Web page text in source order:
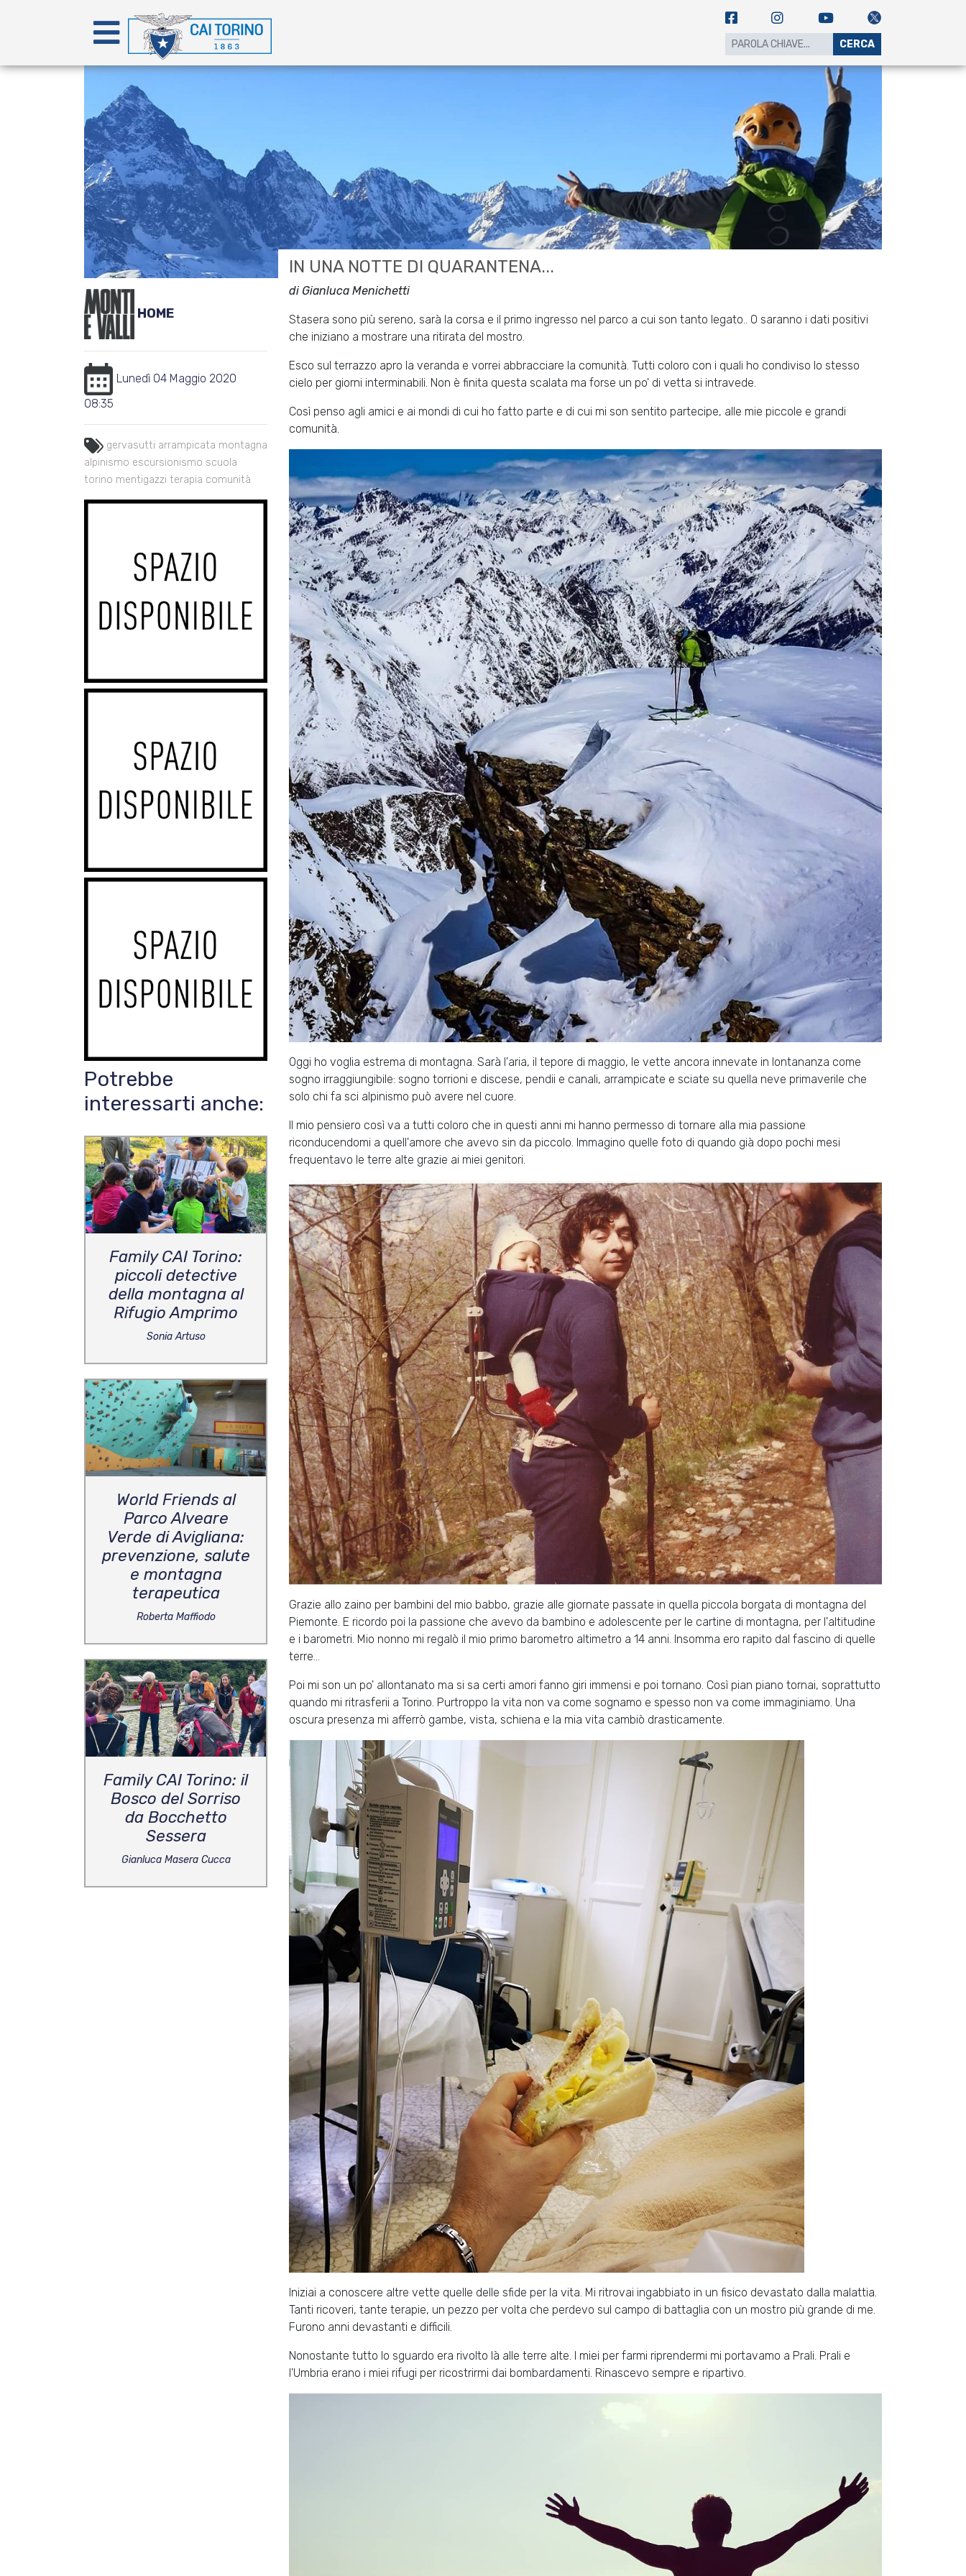
CERCA
IN UNA NOTTE DI QUARANTENA...
di Gianluca Menichetti
Stasera sono più sereno, sarà la corsa e il primo ingresso nel parco a cui son tanto legato.. O saranno i dati positivi
che iniziano a mostrare una ritirata del mostro.
Esco sul terrazzo apro la veranda e vorrei abbracciare la comunità. Tutti coloro con i quali ho condiviso lo stesso
cielo per giorni interminabili. Non è finita questa scalata ma forse un po' di vetta si intravede.
Così penso agli amici e ai mondi di cui ho fatto parte e di cui mi son sentito partecipe, alle mie piccole e grandi
comunità.
Oggi ho voglia estrema di montagna. Sarà l'aria, il tepore di maggio, le vette ancora innevate in lontananza come
sogno irraggiungibile: sogno torrioni e discese, pendii e canali, arrampicate e sciate su quella neve primaverile che
solo chi fa sci alpinismo può avere nel cuore.
Il mio pensiero così va a tutti coloro che in questi anni mi hanno permesso di tornare alla mia passione
riconducendomi a quell'amore che avevo sin da piccolo. Immagino quelle foto di quando già dopo pochi mesi
frequentavo le terre alte grazie ai miei genitori.
Grazie allo zaino per bambini del mio babbo, grazie alle giornate passate in quella piccola borgata di montagna del
Piemonte. E ricordo poi la passione che avevo da bambino e adolescente per le cartine di montagna, per l'altitudine
e i barometri. Mio nonno mi regalò il mio primo barometro altimetro a 14 anni. Insomma ero rapito dal fascino di quelle
terre...
Poi mi son un po' allontanato ma si sa certi amori fanno giri immensi e poi tornano. Così pian piano tornai, soprattutto
quando mi ritrasferii a Torino. Purtroppo la vita non va come sognamo e spesso non va come immaginiamo. Una
oscura presenza mi afferrò gambe, vista, schiena e la mia vita cambiò drasticamente.
Iniziai a conoscere altre vette quelle delle sfide per la vita. Mi ritrovai ingabbiato in un fisico devastato dalla malattia.
Tanti ricoveri, tante terapie, un pezzo per volta che perdevo sul campo di battaglia con un mostro più grande di me.
Furono anni devastanti e difficili.
Nonostante tutto lo sguardo era rivolto là alle terre alte. I miei per farmi riprendermi mi portavamo a Prali. Prali e
l'Umbria erano i miei rifugi per ricostrirmi dai bombardamenti. Rinascevo sempre e ripartivo.
HOME
Lunedì 04 Maggio 2020
08:35
gervasutti arrampicata montagna
alpinismo escursionismo scuola
torino mentigazzi terapia comunità
Potrebbe
interessarti anche:
Family CAI Torino:
piccoli detective
della montagna al
Rifugio Amprimo
Sonia Artuso
World Friends al
Parco Alveare
Verde di Avigliana:
prevenzione, salute
e montagna
terapeutica
Roberta Maffiodo
Family CAI Torino: il
Bosco del Sorriso
da Bocchetto
Sessera
Gianluca Masera Cucca